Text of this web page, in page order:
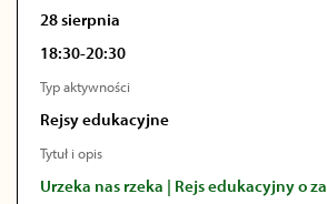
28 sierpnia
18:30-20:30
Typ aktywności
Rejsy edukacyjne
Tytuł i opis
Urzeka nas rzeka | Rejs edukacyjny o